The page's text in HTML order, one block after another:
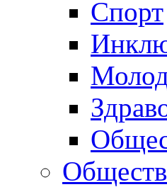
Спорт